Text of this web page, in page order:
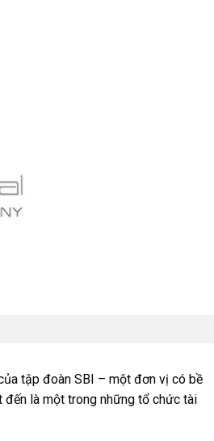
tập đoàn SBI – một đơn vị có bề
đến là một trong những tổ chức tài